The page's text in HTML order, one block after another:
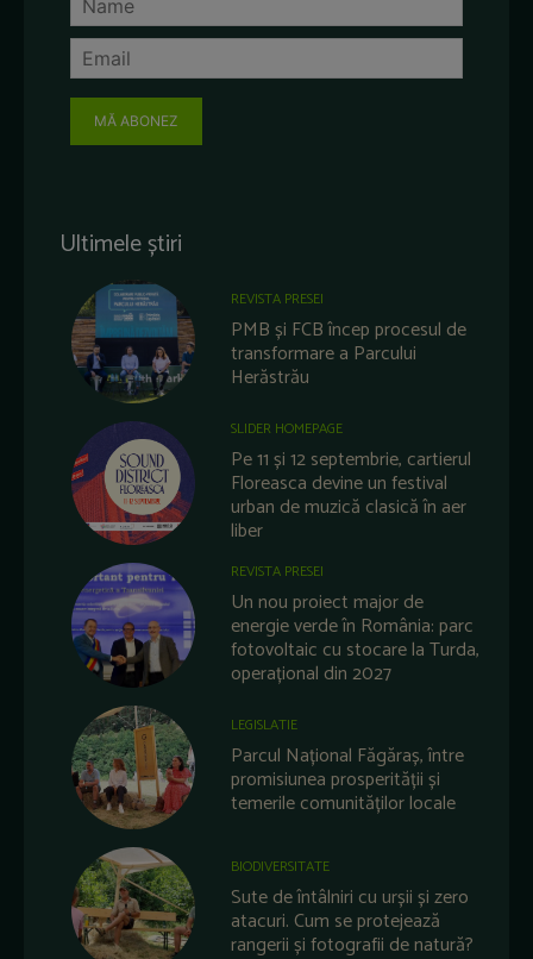
MĂ ABONEZ
Ultimele știri
REVISTA PRESEI
PMB și FCB încep procesul de
transformare a Parcului
Herăstrău
SLIDER HOMEPAGE
Pe 11 și 12 septembrie, cartierul
Floreasca devine un festival
urban de muzică clasică în aer
liber
REVISTA PRESEI
Un nou proiect major de
energie verde în România: parc
fotovoltaic cu stocare la Turda,
operațional din 2027
LEGISLATIE
Parcul Național Făgăraș, între
promisiunea prosperității și
temerile comunităților locale
BIODIVERSITATE
Sute de întâlniri cu urșii și zero
atacuri. Cum se protejează
rangerii și fotografii de natură?